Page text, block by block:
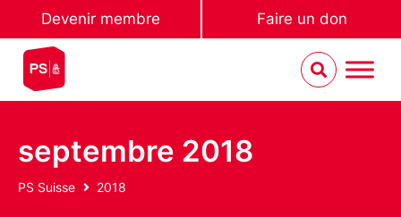
Devenir membre Faire un don
septembre 2018
PS Suisse 2018